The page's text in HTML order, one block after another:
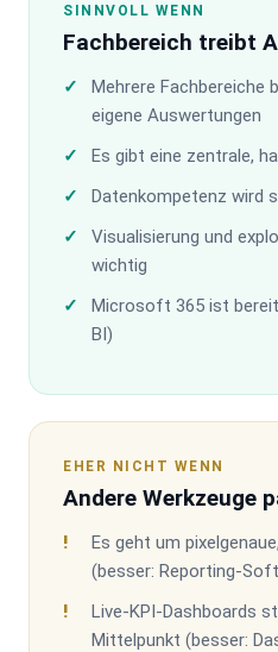
SINNVOLL WENN
Fachbereich treibt
Mehrere Fachbereiche
eigene Auswertungen
Es gibt eine zentrale,
Datenkompetenz wird
Visualisierung und
wichtig
Microsoft 365 ist
BI)
EHER NICHT WENN
Andere Werkzeuge
Es geht um
(besser: Reporting-
Live-KPI-Dashboards
Mittelpunkt (besser: